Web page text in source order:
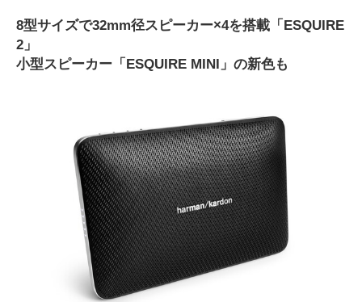
8型サイズで32mm径スピーカー×4を搭載「ESQUIRE
2」
小型スピーカー「ESQUIRE MINI」の新色も